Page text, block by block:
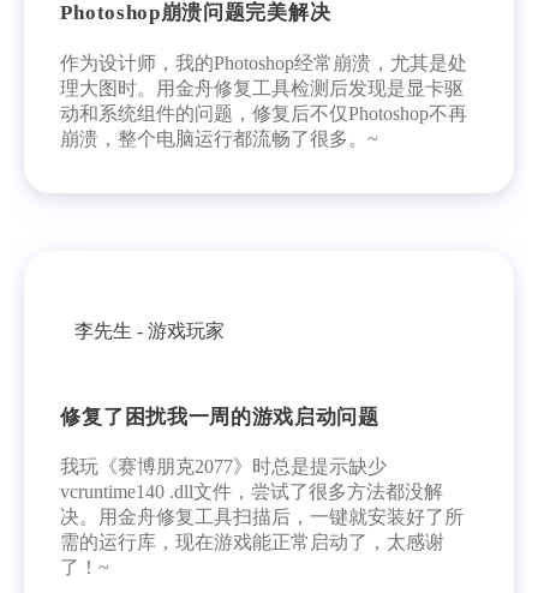
Photoshop崩溃问题完美解决
作为设计师，我的Photoshop经常崩溃，尤其是处
理大图时。用金舟修复工具检测后发现是显卡驱
动和系统组件的问题，修复后不仅Photoshop不再
崩溃，整个电脑运行都流畅了很多。~
李先生 - 游戏玩家
修复了困扰我一周的游戏启动问题
我玩《赛博朋克2077》时总是提示缺少
vcruntime140 .dll文件，尝试了很多方法都没解
决。用金舟修复工具扫描后，一键就安装好了所
需的运行库，现在游戏能正常启动了，太感谢
了！~